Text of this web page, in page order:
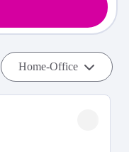
Home-Office